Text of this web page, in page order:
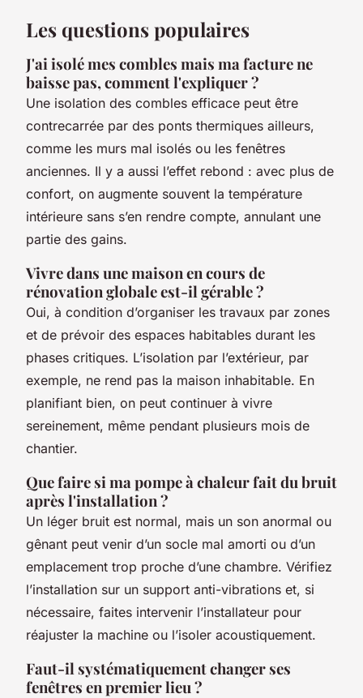
Les questions populaires
J'ai isolé mes combles mais ma facture ne
baisse pas, comment l'expliquer ?
Une isolation des combles efficace peut être
contrecarrée par des ponts thermiques ailleurs,
comme les murs mal isolés ou les fenêtres
anciennes. Il y a aussi l’effet rebond : avec plus de
confort, on augmente souvent la température
intérieure sans s’en rendre compte, annulant une
partie des gains.
Vivre dans une maison en cours de
rénovation globale est-il gérable ?
Oui, à condition d’organiser les travaux par zones
et de prévoir des espaces habitables durant les
phases critiques. L’isolation par l’extérieur, par
exemple, ne rend pas la maison inhabitable. En
planifiant bien, on peut continuer à vivre
sereinement, même pendant plusieurs mois de
chantier.
Que faire si ma pompe à chaleur fait du bruit
après l'installation ?
Un léger bruit est normal, mais un son anormal ou
gênant peut venir d’un socle mal amorti ou d’un
emplacement trop proche d’une chambre. Vérifiez
l’installation sur un support anti-vibrations et, si
nécessaire, faites intervenir l’installateur pour
réajuster la machine ou l’isoler acoustiquement.
Faut-il systématiquement changer ses
fenêtres en premier lieu ?